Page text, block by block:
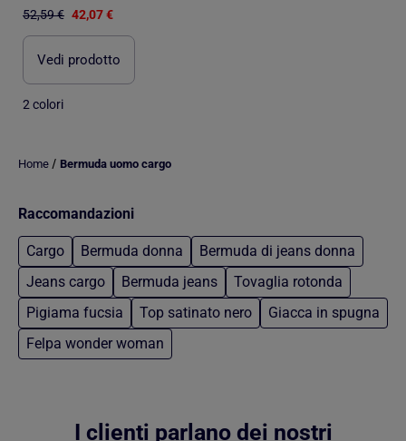
52,59 € 42,07 €
Vedi prodotto
2 colori
Home / Bermuda uomo cargo
Raccomandazioni
Cargo Bermuda donna
Bermuda di jeans donna
Jeans cargo
Bermuda jeans
Tovaglia rotonda
Pigiama fucsia
Top satinato nero
Giacca in spugna
Felpa wonder woman
I clienti parlano dei nostri